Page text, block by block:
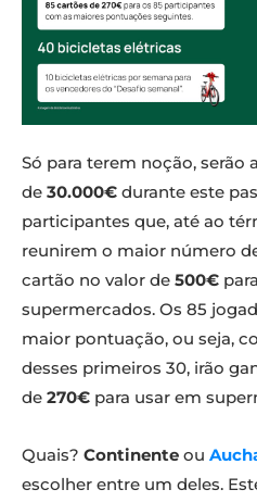
Só para terem noção,
de 30.000€ durante este
participantes que, até ao
reunirem o maior número
cartão no valor de 500€
supermercados. Os 85
maior pontuação, ou seja,
desses primeiros 30, irão
de 270€ para usar em
Quais? Continente ou
escolher entre um deles.